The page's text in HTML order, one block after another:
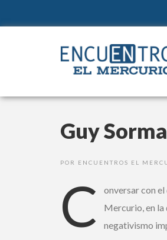
Guy
POR ENCUENTROS EL
C
onversar con
Mercurio, en la
negativismo